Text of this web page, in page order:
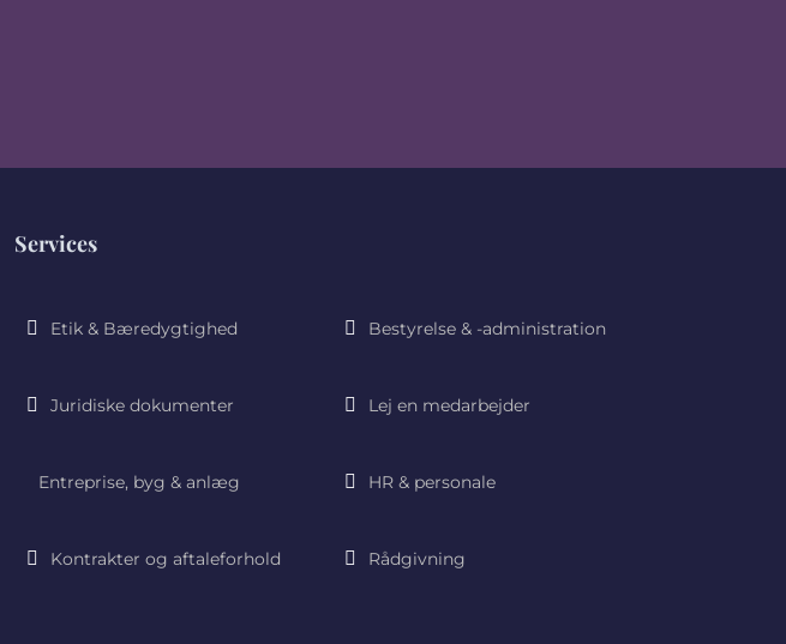
Services
Etik & Bæredygtighed Bestyrelse & -administration
Juridiske dokumenter Lej en medarbejder
Entreprise, byg & anlæg HR & personale
Kontrakter og aftaleforhold Rådgivning